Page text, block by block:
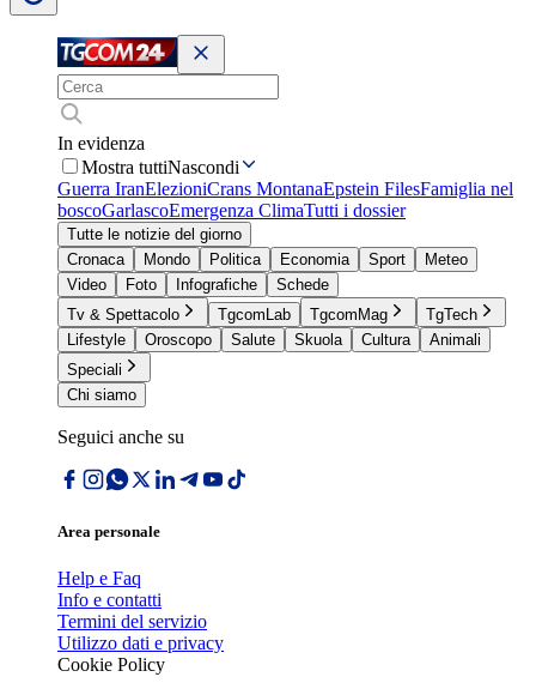
In evidenza
Mostra tuttiNascondi
Guerra IranElezioniCrans MontanaEpstein FilesFamiglia nel
boscoGarlascoEmergenza ClimaTutti i dossier
Tutte le notizie del giorno
Cronaca
Mondo Politica Economia Sport
Meteo
Video
Foto Infografiche
Schede
Tv & Spettacolo
TgcomLab TgcomMag
TgTech
Lifestyle
Oroscopo Salute Skuola Cultura
Animali
Speciali
Chi siamo
Seguici anche su
Area personale
Help e Faq
Info e contatti
Termini del servizio
Utilizzo dati e privacy
Cookie Policy